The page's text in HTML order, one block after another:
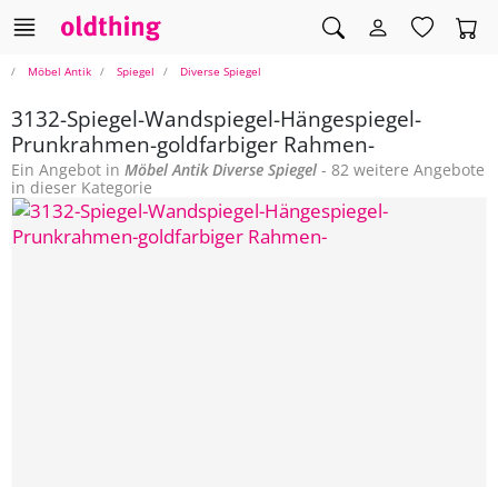
Möbel Antik Spiegel Diverse Spiegel
3132-Spiegel-Wandspiegel-Hängespiegel-
Prunkrahmen-goldfarbiger Rahmen-
Ein Angebot in Möbel Antik Diverse Spiegel - 82 weitere Angebote
in dieser Kategorie